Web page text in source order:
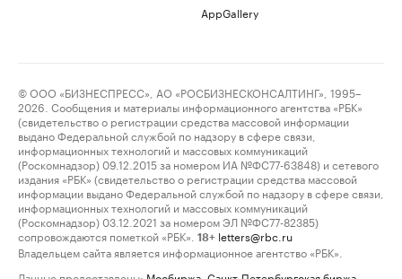
AppGallery
© ООО «БИЗНЕСПРЕСС», АО «РОСБИЗНЕСКОНСАЛТИНГ», 1995–
2026. Сообщения и материалы информационного агентства «РБК»
(свидетельство о регистрации средства массовой информации
выдано Федеральной службой по надзору в сфере связи,
информационных технологий и массовых коммуникаций
(Роскомнадзор) 09.12.2015 за номером ИА №ФС77-63848) и сетевого
издания «РБК» (свидетельство о регистрации средства массовой
информации выдано Федеральной службой по надзору в сфере связи,
информационных технологий и массовых коммуникаций
(Роскомнадзор) 03.12.2021 за номером ЭЛ №ФС77-82385)
сопровождаются пометкой «РБК».
18+ letters@rbc.ru
Владельцем сайта является информационное агентство «РБК».